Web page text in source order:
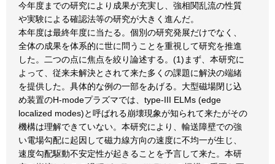
今年度までの研究により成果が充実し、強相関乱流の性質
や実験による確認法等の研究が大きく進んだ。
本年度は最終年度に当たる。個別の研究発展だけでなく、
全体の成果を体系的に世に問うことを重視して研究を推進
した。二つの点に焦点を絞り論述する。(1)まず、本研究に
よって、従来未解決とされて来た多くの課題に解決の端緒
を提供した。具体的な例の一部をあげる。大型磁場閉じ込
め装置のH-modeプラズマでは、type-III ELMs (edge
localized modes)と呼ばれる崩壊現象が知られて来たがその
機構は理解できていない。本研究により、輸送障壁での強
い電場勾配に起因して磁力線方向の速度に不均一が生じ、
速度勾配駆動不安定性が起きることを予言して来た。本研